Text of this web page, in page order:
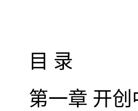
目 录
第一章 开